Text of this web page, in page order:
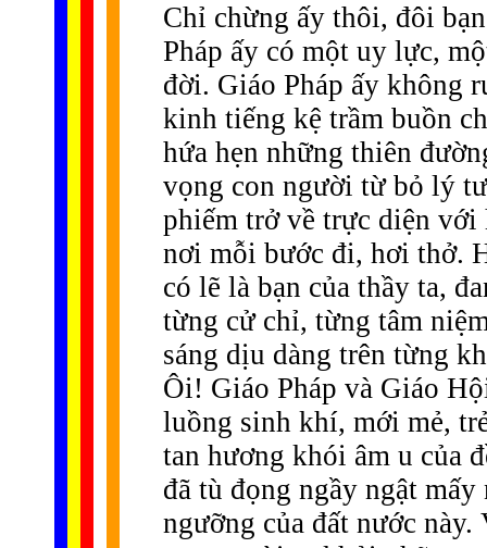
Chỉ chừng ấy thôi, đôi
Pháp ấy có một uy lực,
đời. Giáo Pháp ấy không
kinh tiếng kệ trầm buồn
hứa hẹn những thiên
vọng con người từ bỏ lý
phiếm trở về trực diện với
nơi mỗi bước đi, hơi thở.
có lẽ là bạn của thầy ta,
từng cử chỉ, từng tâm
sáng dịu dàng trên từng
Ôi! Giáo Pháp và Giáo
luồng sinh khí, mới mẻ,
tan hương khói âm u của
đã tù đọng ngầy ngật
ngưỡng của đất nước